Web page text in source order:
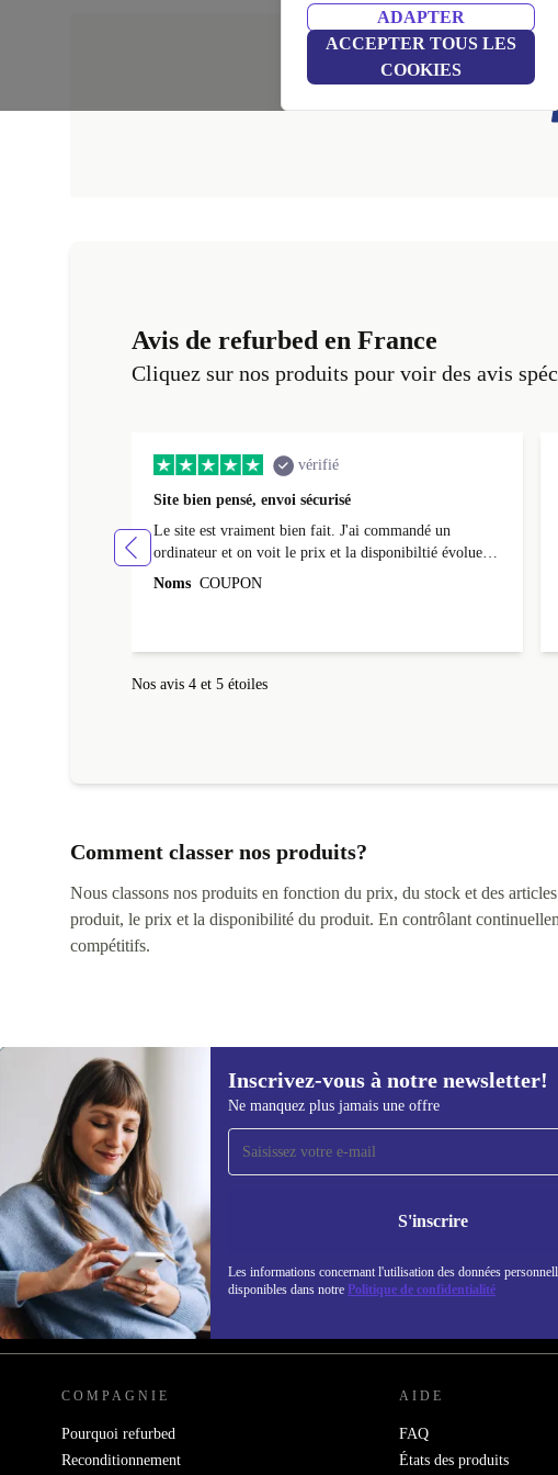
ADAPTER
ACCEPTER TOUS LES
COOKIES
Avis de refurbed en France
Cliquez sur nos produits pour voir des avis
vérifié
Site bien pensé, envoi sécurisé
Le site est vraiment bien fait. J'ai commandé un
ordinateur et on voit le prix et la disponibiltié évoluer
au fil des caractéristiques choisies. L'envoi de
Noms COUPON
Nos avis 4 et 5 étoiles
Comment classer nos produits?
Nous classons nos produits en fonction du prix, du stock et des
produit, le prix et la disponibilité du produit. En contrôlant
compétitifs.
Inscrivez-vous à notre newsletter!
Ne manquez plus jamais une offre
S'inscrire
Les informations concernant l'utilisation des données
disponibles dans notre Politique de confidentialité
Recevoir offres et infos de
refurbed par mail
Ne manquez plus aucune offre.
Retrouvez les informations
REFURBED FRANCE - RETHINK NEW.
COMPAGNIE
Pourquoi refurbed
Reconditionnement
AIDE
FAQ
États des produits